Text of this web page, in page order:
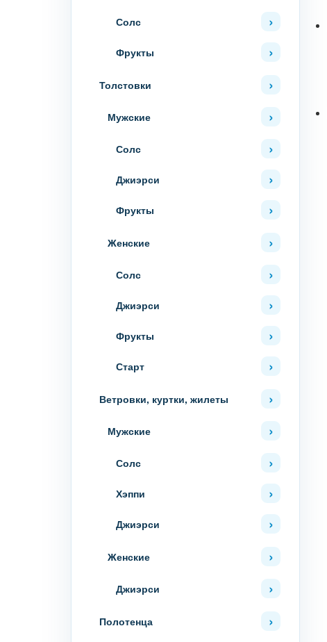
Солс
Фрукты
Толстовки
Мужские
Солс
Джиэрси
Фрукты
Женские
Солс
Джиэрси
Фрукты
Старт
Ветровки, куртки, жилеты
Мужские
Солс
Хэппи
Джиэрси
Женские
Джиэрси
Полотенца